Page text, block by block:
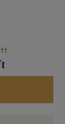
rendszert
hogy a
egy, az
a "béke
kizárólag ez a